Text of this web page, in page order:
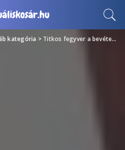
kategória > Titkos fegyver a bevételnöveléshez – górcső alatt a Google AMP